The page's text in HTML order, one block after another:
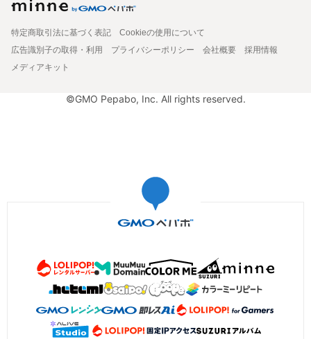
特定商取引法に基づく表記
Cookieの使用について
広告識別子の取得・利用
プライバシーポリシー 会社概要
採用情報
メディアキット
©GMO Pepabo, Inc. All rights reserved.